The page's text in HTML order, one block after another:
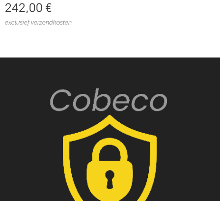
242,00 €
exclusief verzendkosten